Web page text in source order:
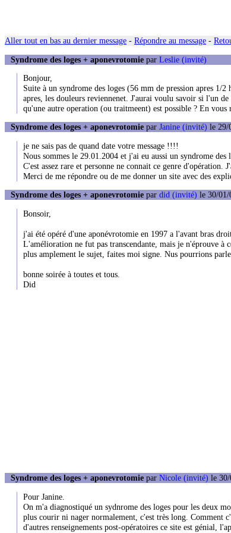
Aller tout en bas au dernier message - Répondre au message -
Syndrome des loges + aponevrotomie par Leslie (invité)
Bonjour,
Suite à un syndrome des loges (56 mm de pression apres
apres, les douleurs reviennenet. J'aurai voulu savoir si l'un
qu'une autre operation (ou traitmeent) est possible ? En
Syndrome des loges + aponevrotomie par Janine (invité) le 29/
je ne sais pas de quand date votre message !!!!
Nous sommes le 29.01.2004 et j'ai eu aussi un syndrome des
C'est assez rare et personne ne connait ce genre
Merci de me répondre ou de me donner un site avec des
Syndrome des loges + aponevrotomie par did (invité) le 30/01/
Bonsoir,
j'ai été opéré d'une aponévrotomie en 1997 a l'avant bras
L'amélioration ne fut pas transcendante, mais je n'éprouve
plus amplement le sujet, faites moi signe. Nus pourrions
bonne soirée à toutes et tous.
Did
Syndrome des loges + aponevrotomie par Nicole (invité) le
Pour Janine.
On m'a diagnostiqué un sydnrome des loges pour les deux
plus courir ni nager normalement, c'est très long. Comment
d'autres renseignements post-opératoires ce site est génial,